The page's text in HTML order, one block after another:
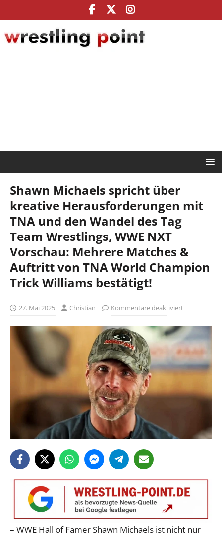
Shawn Michaels spricht über
kreative Herausforderungen mit
TNA und den Wandel des Tag
Team Wrestlings, WWE NXT
Vorschau: Mehrere Matches &
Auftritt von TNA World Champion
Trick Williams bestätigt!
27. Mai 2025 Christian Kommentare deaktiviert
– WWE Hall of Famer Shawn Michaels ist nicht nur